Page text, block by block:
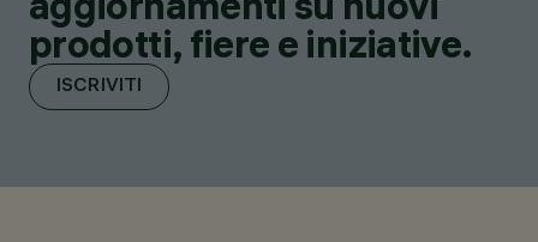
prodotti, fiere e iniziative.
ISCRIVITI